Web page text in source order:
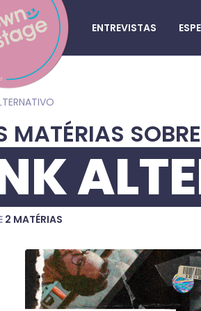
ENTREVISTAS
MATÉRIAS
2 MATÉRIAS